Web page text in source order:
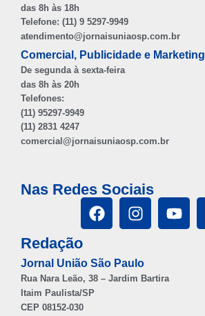
das 8h às 18h
Telefone: (11) 9 5297-9949
atendimento@jornaisuniaosp.com.br
Comercial, Publicidade e Marketing
De segunda à sexta-feira
das 8h às 20h
Telefones:
(11) 95297-9949
(11) 2831 4247
comercial@jornaisuniaosp.com.br
Nas Redes Sociais
Redação
Jornal União São Paulo
Rua Nara Leão, 38 – Jardim Bartira
Itaim Paulista/SP
CEP 08152-030